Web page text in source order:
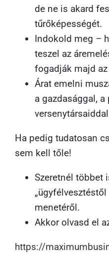
de ne is akard
tűrőképességét.
Indokold meg –
teszel az
fogadják majd
Árat emelni
a gazdasággal, a
Ha pedig tudatosan
sem kell tőle!
Szeretnél többet
menetéről.
Akkor olvasd el
https://